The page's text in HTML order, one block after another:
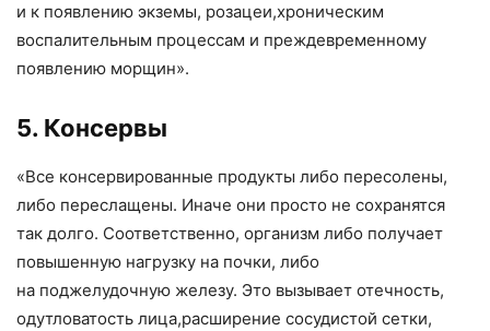
и к появлению экземы, розацеи,хроническим
воспалительным процессам и преждевременному
появлению морщин».
5. Консервы
«Все консервированные продукты либо пересолены,
либо переслащены. Иначе они просто не сохранятся
так долго. Соответственно, организм либо получает
повышенную нагрузку на почки, либо
на поджелудочную железу. Это вызывает отечность,
одутловатость лица,расширение сосудистой сетки,